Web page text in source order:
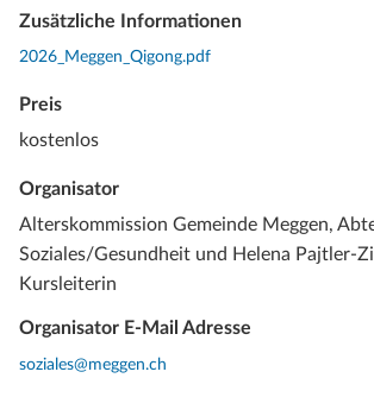
Zusätzliche Informationen
2026_Meggen_Qigong.pdf
Preis
kostenlos
Organisator
Alterskommission Gemeinde Meggen,
Soziales/Gesundheit und Helena Pajtler-
Kursleiterin
Organisator E-Mail Adresse
soziales@meggen.ch